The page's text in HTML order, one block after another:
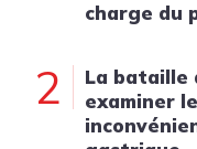
charge du
2
La bataille
examiner